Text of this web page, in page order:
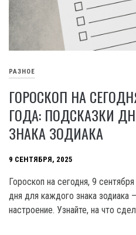
РАЗНОЕ
ГОРОСКОП НА
ГОДА: ПОДСКАЗКИ
ЗНАКА ЗОДИАКА
9 СЕНТЯБРЯ, 2025
Гороскоп на сегодня, 9
дня для каждого знака зодиака
настроение. Узнайте, на что